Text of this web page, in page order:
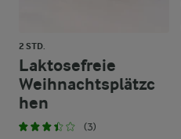
2 STD.
Laktosefreie
Weihnachtsplätzc
hen
(3)